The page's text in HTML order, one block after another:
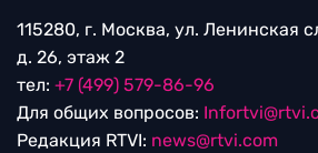
115280, г. Москва, ул. Ленинская
д. 26, этаж 2
тел: +7 (499) 579-86-96
Для общих вопросов:
Редакция RTVI: news@rtvi.com